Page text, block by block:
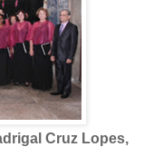
Cruz Lopes,